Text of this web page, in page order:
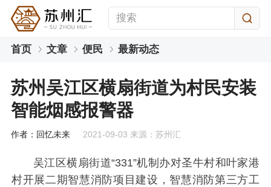
首页 文章 便民 最新动态
苏州吴江区横扇街道为村民安装
智能烟感报警器
作者：回忆未来 2021-09-03 来源：苏州汇
吴江区横扇街道“331”机制办对圣牛村和叶家港
村开展二期智慧消防项目建设，智慧消防第三方工